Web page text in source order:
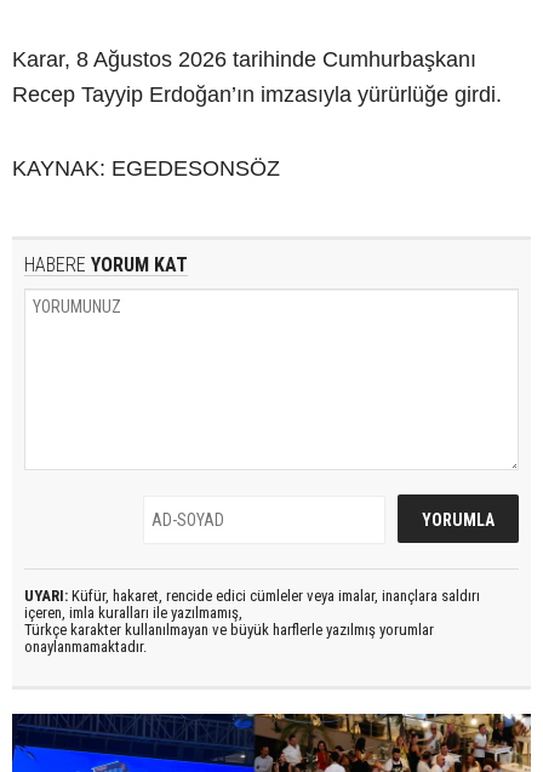
Karar, 8 Ağustos 2026 tarihinde Cumhurbaşkanı
Recep Tayyip Erdoğan’ın imzasıyla yürürlüğe girdi.
KAYNAK: EGEDESONSÖZ
HABERE YORUM KAT
UYARI: Küfür, hakaret, rencide edici cümleler veya imalar, inançlara saldırı
içeren, imla kuralları ile yazılmamış,
Türkçe karakter kullanılmayan ve büyük harflerle yazılmış yorumlar
onaylanmamaktadır.